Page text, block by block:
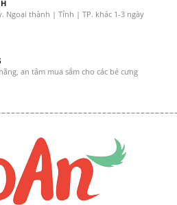
Ngoại thành | Tỉnh | TP. khác 1-3 ngày
an tâm mua sắm cho các bé cưng